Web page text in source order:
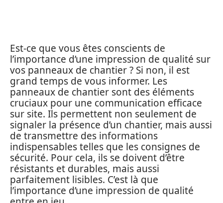
Est-ce que vous êtes conscients de
l’importance d’une impression de qualité sur
vos panneaux de chantier ? Si non, il est
grand temps de vous informer. Les
panneaux de chantier sont des éléments
cruciaux pour une communication efficace
sur site. Ils permettent non seulement de
signaler la présence d’un chantier, mais aussi
de transmettre des informations
indispensables telles que les consignes de
sécurité. Pour cela, ils se doivent d’être
résistants et durables, mais aussi
parfaitement lisibles. C’est là que
l’importance d’une impression de qualité